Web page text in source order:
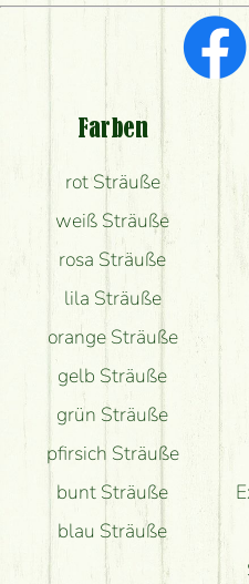
Ich suche rote
Welche
Bekomme ich wirklich,
Farben
rot Sträuße
weiß Sträuße
rosa Sträuße
lila Sträuße
orange Sträuße
gelb Sträuße
grün Sträuße
pfirsich Sträuße
bunt Sträuße
blau Sträuße